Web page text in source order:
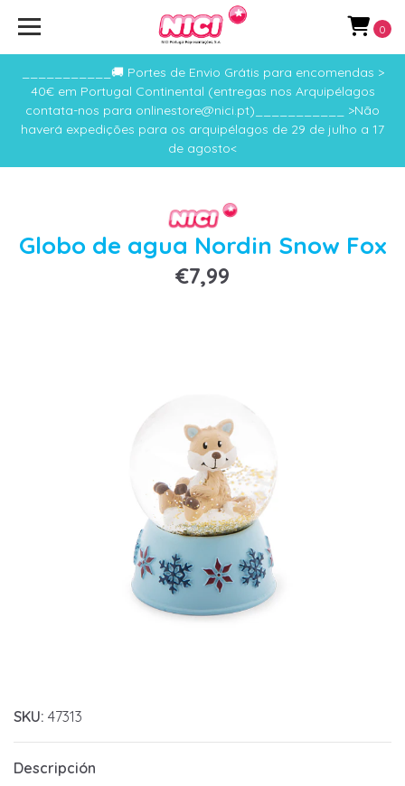
___________🚚 Portes de Envio Grátis para encomendas >
40€ em Portugal Continental (entregas nos Arquipélagos
contata-nos para onlinestore@nici.pt)___________ >Não
haverá expedições para os arquipélagos de 29 de julho a 17
de agosto<
0
Globo de agua Nordin Snow Fox
€7,99
SKU: 47313
Descripción